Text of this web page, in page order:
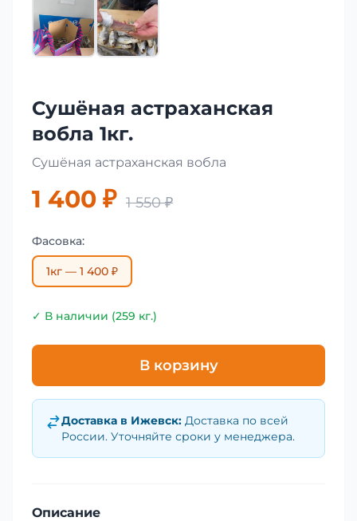
Сушёная астраханская
вобла 1кг.
Сушёная астраханская вобла
1 400 ₽ 1 550 ₽
Фасовка:
1кг — 1 400 ₽
✓ В наличии (259 кг.)
В корзину
Доставка в Ижевск: Доставка по всей
России. Уточняйте сроки у менеджера.
Описание